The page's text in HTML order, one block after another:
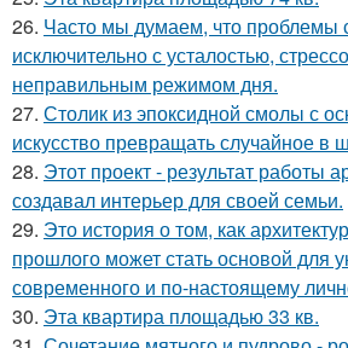
26. Часто мы думаем, что проблемы
исключительно с усталостью,
неправильным режимом дня.
27. Столик из эпоксидной смолы с
искусство превращать случайное в
28. Этот проект - результат работы
создавал интерьер для своей семьи.
29. Это история о том, как
прошлого может стать основой для
современного и по-настоящему
30. Эта квартира площадью 33 кв.